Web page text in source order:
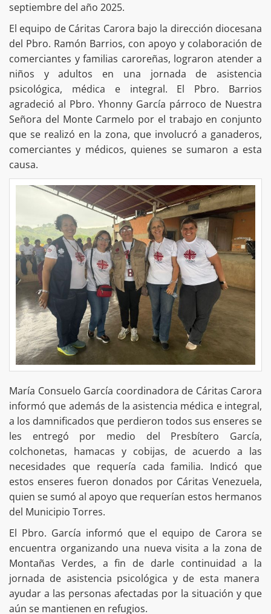
septiembre del año 2025.
El equipo de Cáritas Carora bajo la dirección diocesana
del Pbro. Ramón Barrios, con apoyo y colaboración de
comerciantes y familias caroreñas, lograron atender a
niños y adultos en una jornada de asistencia
psicológica, médica e integral. El Pbro. Barrios
agradeció al Pbro. Yhonny García párroco de Nuestra
Señora del Monte Carmelo por el trabajo en conjunto
que se realizó en la zona, que involucró a ganaderos,
comerciantes y médicos, quienes se sumaron a esta
causa.
María Consuelo García coordinadora de Cáritas Carora
informó que además de la asistencia médica e integral,
a los damnificados que perdieron todos sus enseres se
les entregó por medio del Presbítero García,
colchonetas, hamacas y cobijas, de acuerdo a las
necesidades que requería cada familia. Indicó que
estos enseres fueron donados por Cáritas Venezuela,
quien se sumó al apoyo que requerían estos hermanos
del Municipio Torres.
El Pbro. García informó que el equipo de Carora se
encuentra organizando una nueva visita a la zona de
Montañas Verdes, a fin de darle continuidad a la
jornada de asistencia psicológica y de esta manera
ayudar a las personas afectadas por la situación y que
aún se mantienen en refugios.